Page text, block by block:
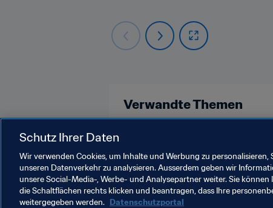
Verwandte Themen
Schutz Ihrer Daten
Wir verwenden Cookies, um Inhalte und Werbung zu
unseren Datenverkehr zu analysieren. Ausserdem geben wir
unsere Social-Media-, Werbe- und Analysepartner weiter. Sie
die Schaltflächen rechts klicken und beantragen, dass Ihre
weitergegeben werden. Datenschutzportal